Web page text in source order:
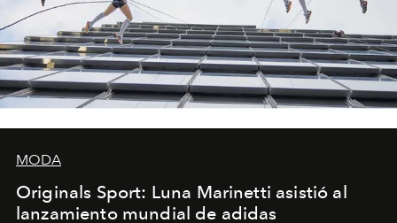
MODA
Originals Sport: Luna Marinetti asistió al
lanzamiento mundial de adidas